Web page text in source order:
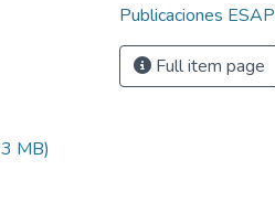
MB)
Publicaciones ESAP
Full item page